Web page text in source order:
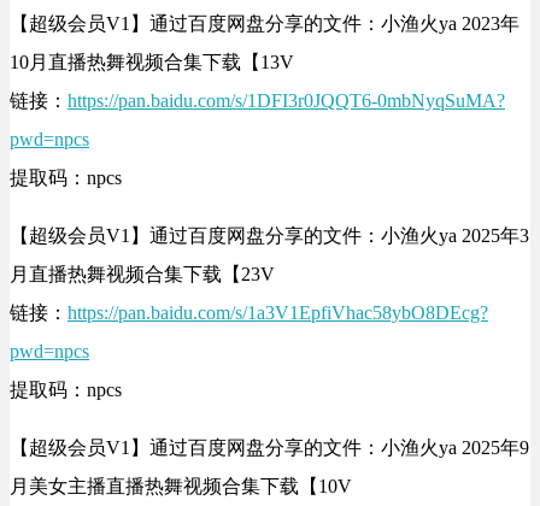
【超级会员V1】通过百度网盘分享的文件：小渔火ya 2023年
10月直播热舞视频合集下载【13V
链接： https://pan.baidu.com/s/1DFI3r0JQQT6-0mbNyqSuMA?
pwd=npcs
提取码：npcs
【超级会员V1】通过百度网盘分享的文件：小渔火ya 2025年3
月直播热舞视频合集下载【23V
链接： https://pan.baidu.com/s/1a3V1EpfiVhac58ybO8DEcg?
pwd=npcs
提取码：npcs
【超级会员V1】通过百度网盘分享的文件：小渔火ya 2025年9
月美女主播直播热舞视频合集下载【10V